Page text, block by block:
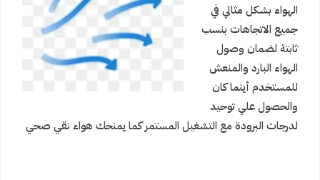
الهواء بشكل مثالي في
جميع الاتجاهات بنسب
ثابتة لضمان وصول
الهواء البارد والمنعش
للمستخدم أينما كان
والحصول علي توحيد
لدرجات البرودة مع التشغيل المستمر كما يمنحك هواء نقي صحي